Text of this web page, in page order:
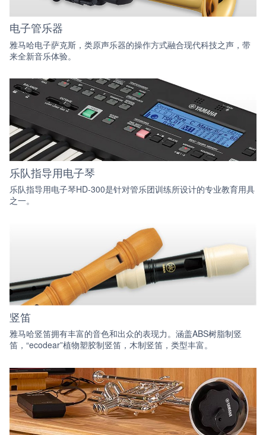
电子管乐器
雅马哈电子萨克斯，类原声乐器的操作方式融合现代科技之声，带
来全新音乐体验。
乐队指导用电子琴
乐队指导用电子琴HD-300是针对管乐团训练所设计的专业教育用具
之一。
竖笛
雅马哈竖笛拥有丰富的音色和出众的表现力。涵盖ABS树脂制竖
笛，“ecodear”植物塑胶制竖笛，木制竖笛，类型丰富。